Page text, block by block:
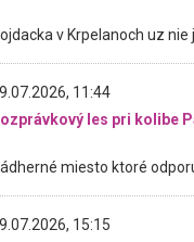
11:44
les pri kolibe
15:15